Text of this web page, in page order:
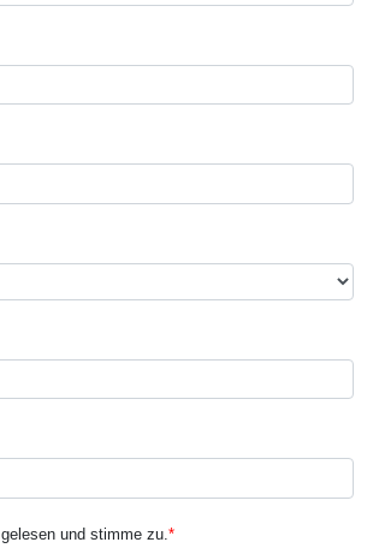
gelesen und stimme zu. *